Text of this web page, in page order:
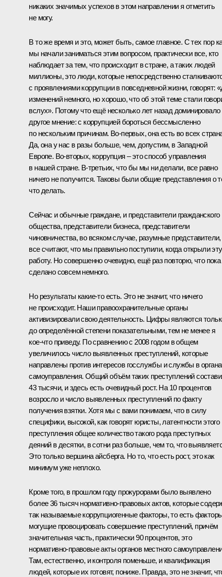
никаких значимых успехов в этом направлении я отметить
не могу.
В то же время и это, может быть, самое главное. С тех пор
мы начали заниматься этим вопросом, практически все, кто
наблюдает за тем, что происходит в стране, а таких людей
миллионы, это люди, которые непосредственно
с проявлениями коррупции в повседневной жизни, говорят:
изменений немного, но хорошо, что об этой теме стали
вслух». Потому что ещё несколько лет назад доминировало
другое мнение: с коррупцией бороться бессмысленно
по нескольким причинам. Во‑первых, она есть во всех
Да, она у нас в разы больше, чем, допустим, в Западной
Европе. Во‑вторых, коррупция – это способ управления
в нашей стране. В‑третьих, что бы мы ни делали, все равно
ничего не получится. Таковы были общие представления о
что делать.
Сейчас и обычные граждане, и представители гражданского
общества, представители бизнеса, представители
чиновничества, во всяком случае, разумные
все считают, что мы правильно поступили, когда открыли эту
работу. Но совершенно очевидно, ещё раз повторю, что пока
сделано совсем немного.
Но результаты какие‑то есть. Это не значит, что ничего
не происходит. Наши правоохранительные органы
активизировали свою деятельность. Цифры являются
до определённой степени показательными, тем не менее я
кое‑что приведу. По сравнению с 2008 годом в общем
увеличилось число выявленных преступлений, которые
направлены против интересов госслужбы и службы в
самоуправления. Общий объём таких преступлений
43 тысячи, и здесь есть очевидный рост. На 10 процентов
возросло и число выявленных преступлений по факту
получения взятки. Хотя мы с вами понимаем, что в силу
специфики, высокой, как говорят юристы, латентности этого
преступления общее количество такого рода преступных
деяний в десятки, в сотни раз больше, чем то, что
Это только вершина айсберга. Но то, что есть рост, это как
минимум уже неплохо.
Кроме того, в прошлом году прокурорами было выявлено
более 36 тысяч нормативно-правовых актов, которые
так называемые коррупциогенные факторы, то есть
могущие провоцировать совершение преступлений, причём
значительная часть, практически 90 процентов, это
нормативно-правовые акты органов местного
Там, естественно, и контроля поменьше, и квалификация
людей, которые их готовят, пониже. Правда, это не значит,